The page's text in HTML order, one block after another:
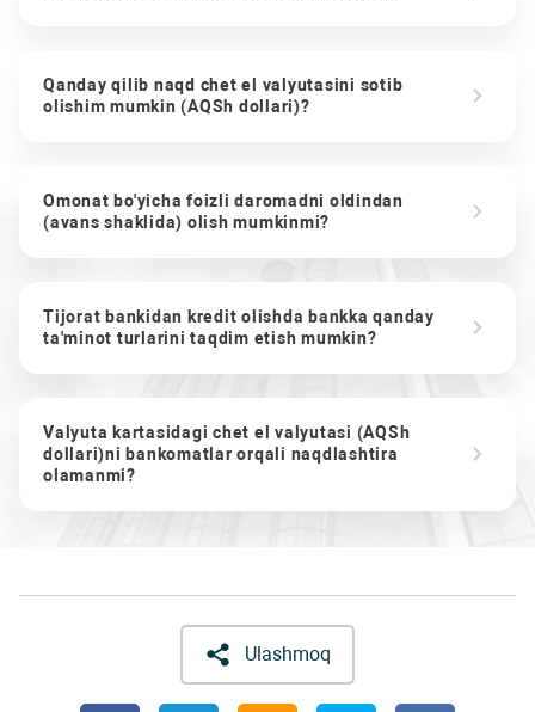
Qanday qilib naqd chet el valyutasini sotib
olishim mumkin (AQSh dollari)?
Omonat bo'yicha foizli daromadni oldindan
(avans shaklida) olish mumkinmi?
Tijorat bankidan kredit olishda bankka qanday
ta'minot turlarini taqdim etish mumkin?
Valyuta kartasidagi chet el valyutasi (AQSh
dollari)ni bankomatlar orqali naqdlashtira
olamanmi?
Ulashmoq